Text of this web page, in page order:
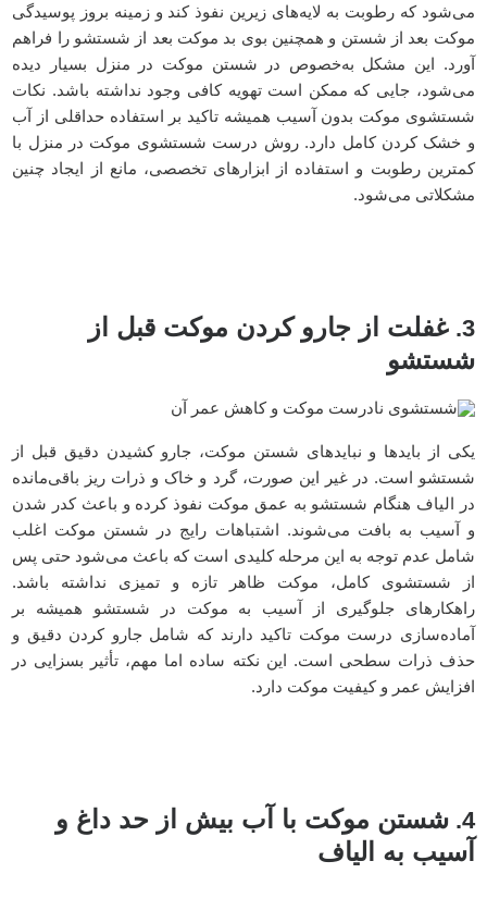
می‌شود که رطوبت به لایه‌های زیرین نفوذ کند و زمینه بروز پوسیدگی
موکت بعد از شستن و همچنین بوی بد موکت بعد از شستشو را فراهم
آورد. این مشکل به‌خصوص در شستن موکت در منزل بسیار دیده
می‌شود، جایی که ممکن است تهویه کافی وجود نداشته باشد. نکات
شستشوی موکت بدون آسیب همیشه تاکید بر استفاده حداقلی از آب
و خشک کردن کامل دارد. روش درست شستشوی موکت در منزل با
کمترین رطوبت و استفاده از ابزارهای تخصصی، مانع از ایجاد چنین
مشکلاتی می‌شود.
3. غفلت از جارو کردن موکت قبل از
شستشو
یکی از بایدها و نبایدهای شستن موکت، جارو کشیدن دقیق قبل از
شستشو است. در غیر این صورت، گرد و خاک و ذرات ریز باقی‌مانده
در الیاف هنگام شستشو به عمق موکت نفوذ کرده و باعث کدر شدن
و آسیب به بافت می‌شوند. اشتباهات رایج در شستن موکت اغلب
شامل عدم توجه به این مرحله کلیدی است که باعث می‌شود حتی پس
از شستشوی کامل، موکت ظاهر تازه و تمیزی نداشته باشد.
راهکارهای جلوگیری از آسیب به موکت در شستشو همیشه بر
آماده‌سازی درست موکت تاکید دارند که شامل جارو کردن دقیق و
حذف ذرات سطحی است. این نکته ساده اما مهم، تأثیر بسزایی در
افزایش عمر و کیفیت موکت دارد.
4. شستن موکت با آب بیش از حد داغ و
آسیب به الیاف